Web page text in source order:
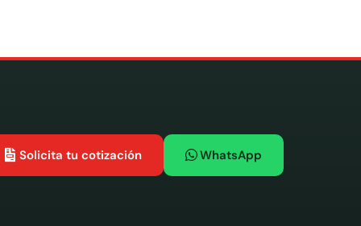
Solicita tu cotización WhatsApp